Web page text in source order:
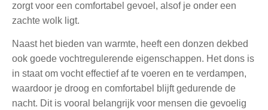
zorgt voor een comfortabel gevoel, alsof je onder een
zachte wolk ligt.
Naast het bieden van warmte, heeft een donzen dekbed
ook goede vochtregulerende eigenschappen. Het dons is
in staat om vocht effectief af te voeren en te verdampen,
waardoor je droog en comfortabel blijft gedurende de
nacht. Dit is vooral belangrijk voor mensen die gevoelig